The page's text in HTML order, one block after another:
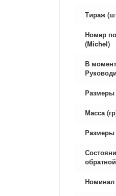
Тираж
Номер
(Michel)
В
Масса
Номинал